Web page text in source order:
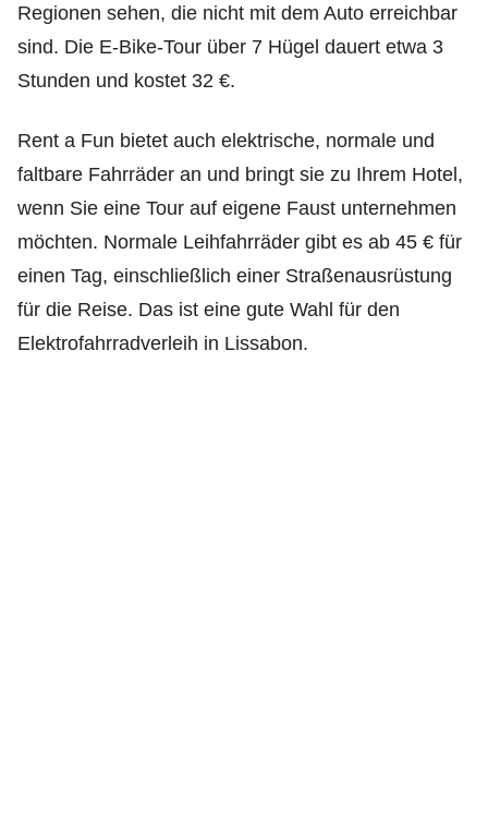
Regionen sehen, die nicht mit dem Auto erreichbar
sind. Die E-Bike-Tour über 7 Hügel dauert etwa 3
Stunden und kostet 32 €.
Rent a Fun bietet auch elektrische, normale und
faltbare Fahrräder an und bringt sie zu Ihrem Hotel,
wenn Sie eine Tour auf eigene Faust unternehmen
möchten. Normale Leihfahrräder gibt es ab 45 € für
einen Tag, einschließlich einer Straßenausrüstung
für die Reise. Das ist eine gute Wahl für den
Elektrofahrradverleih in Lissabon.